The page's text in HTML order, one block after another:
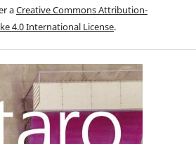
aCreative Commons Attribution-
4.0 International License.